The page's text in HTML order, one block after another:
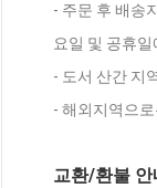
- 주문 후 배송
요일 및 공휴
- 도서 산간 지
- 해외지역으
교환/환불 안